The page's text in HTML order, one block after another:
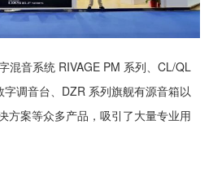
混音系统 RIVAGE PM 系列、CL/QL
调音台、DZR 系列旗舰有源音箱以
方案等众多产品，吸引了大量专业用